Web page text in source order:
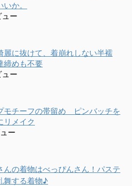
か。
ー
麗に抜けて、着崩れしない半襦
締めも不要
ー
モチーフの帯留め ピンバッチを
リメイク
ー
んの着物はべっぴんさん！パステ
舞する着物♪